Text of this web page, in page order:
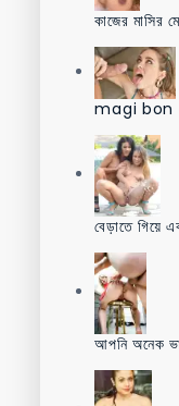
কাজের মাসির
magi bon
বেড়াতে গিয়ে
আপনি অনেক